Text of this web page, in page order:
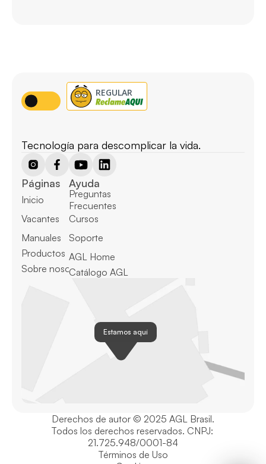
Tecnología para descomplicar la vida.
Páginas
Inicio
Vacantes
Manuales
Productos
Sobre nosotros
Ayuda
Preguntas
Frecuentes
Cursos
Soporte
AGL Home
Catálogo AGL
Estamos aquí
Derechos de autor © 2025 AGL Brasil.
Todos los derechos reservados. CNPJ:
21.725.948/0001-84
Términos de Uso